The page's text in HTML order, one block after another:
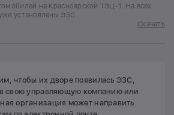
на Красноярской ТЭЦ-1. На всех
установлены ЭЗС
Скачать
чтобы их дворе появилась ЭЗС,
свою управляющую компанию или
организация может направить